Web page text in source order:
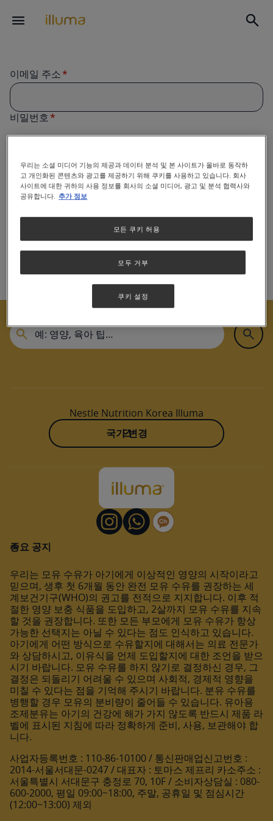
이메일 주소
비밀번호
로그인 상태 유지
회원가입
Nestle Nutrition Korea Illuma
국가 변경
중요 공지
우리는 모유 수유가 아기에게 이상적인 영양의 시작이라고
믿으며, 생후 첫 6개월 동안 완전 모유 수유를 권장하는 세
계보건기구(WHO)의 권고를 전적으로 지지합니다. 이후 적
절한 영양 보충 식품을 도입하고, 2살까지 모유 수유를 지속
할 것을 권장합니다. 또한 모든 부모에게 모유 수유가 항상
가능한 선택지는 아닐 수 있다는 점도 인식하고 있습니다.
아기에게 어떤 방식으로 수유할지에 대해서는 의료 전문가
와 상담하시고, 이유식을 언제 도입할지에 대한 조언을 받으
시기 바랍니다. 모유 수유를 하지 않기로 결정하신 경우, 그
결정은 되돌리기 어려울 수 있으며 사회적, 경제적 영향을
미칠 수 있다는 점을 기억해 주시기 바랍니다. 분유 수유를
병행할 경우 모유의 분비량이 줄어들 수 있습니다. 유아용
조제분유는 아기의 건강에 해가 가지 않도록 반드시 제품 라
벨에 표시된 지침에 따라 정확하게 준비, 사용, 보관해야 합
니다.
사업자등록번호 : 110-86-10100 / 통신판매업신고번호 :
2014-서울서대문-0247 / 대표자 : 토마스 제프리 카소주소 :
서울특별시 서대문구 충정로 70, 10F / 소비자상담실 : 080-
600-2000, 평일 09:00~18:00, 주말, 공휴일 및 점심시간
(12:00~13:00) 제외
우리는 소셜 미디어 기능의 제공과 데이터 분석 및 본 사이트가 올바로 동작하
고 개인화된 콘텐츠와 광고를 제공하기 위해 쿠키를 사용하고 있습니다. 회사
사이트에 대한 귀하의 사용 정보를 회사의 소셜 미디어, 광고 및 분석 협력사와
공유합니다. 추가 정보
모두 거부
모든 쿠키 허용
쿠키 설정